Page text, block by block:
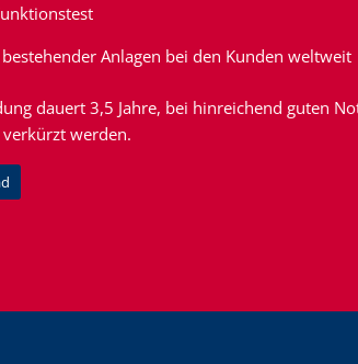
Anlagen bei den Kunden weltweit
dauert 3,5 Jahre, bei hinreichend guten
verkürzt werden.